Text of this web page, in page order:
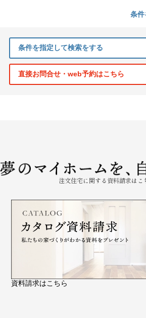
条
条件を指定して検索をする
直接お問合せ・web予約はこちら
注文住宅に関する資料請求はこ
資料請求はこちら